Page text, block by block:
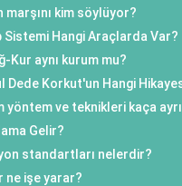
marşını kim söylüyor?
Sistemi Hangi Araçlarda Var?
Kur aynı kurum mu?
Dede Korkut'un Hangi
yöntem ve teknikleri kaça
Gelir?
standartları nelerdir?
ne işe yarar?